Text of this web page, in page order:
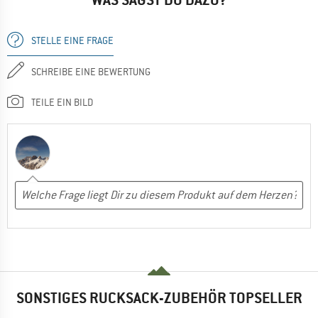
STELLE EINE FRAGE
SCHREIBE EINE BEWERTUNG
TEILE EIN BILD
SONSTIGES RUCKSACK-ZUBEHÖR TOPSELLER